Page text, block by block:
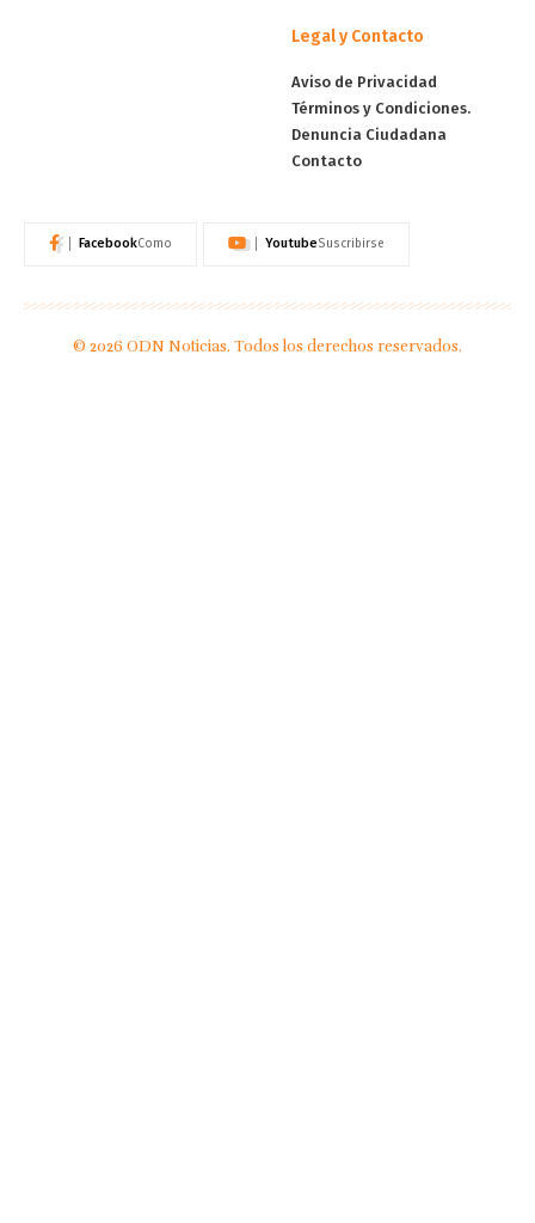
Legal y Contacto
Aviso de Privacidad
Términos y Condiciones.
Denuncia Ciudadana
Contacto
FacebookComo YoutubeSuscribirse
© 2026 ODN Noticias. Todos los derechos reservados.